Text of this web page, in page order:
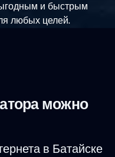
и быстрым
любых целей.
можно
в Батайске